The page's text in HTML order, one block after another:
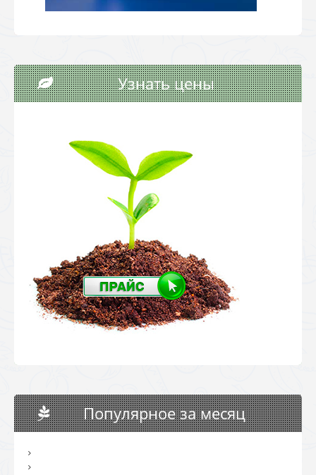
Узнать цены
Популярное за месяц